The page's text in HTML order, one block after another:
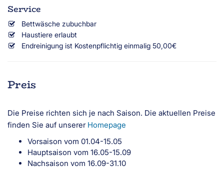
Service
Bettwäsche zubuchbar
Haustiere erlaubt
Endreinigung ist Kostenpflichtig einmalig 50,00€
Preis
Die Preise richten sich je nach Saison. Die aktuellen Preise
finden Sie auf unserer Homepage
Vorsaison vom 01.04-15.05
Hauptsaison vom 16.05-15.09
Nachsaison vom 16.09-31.10